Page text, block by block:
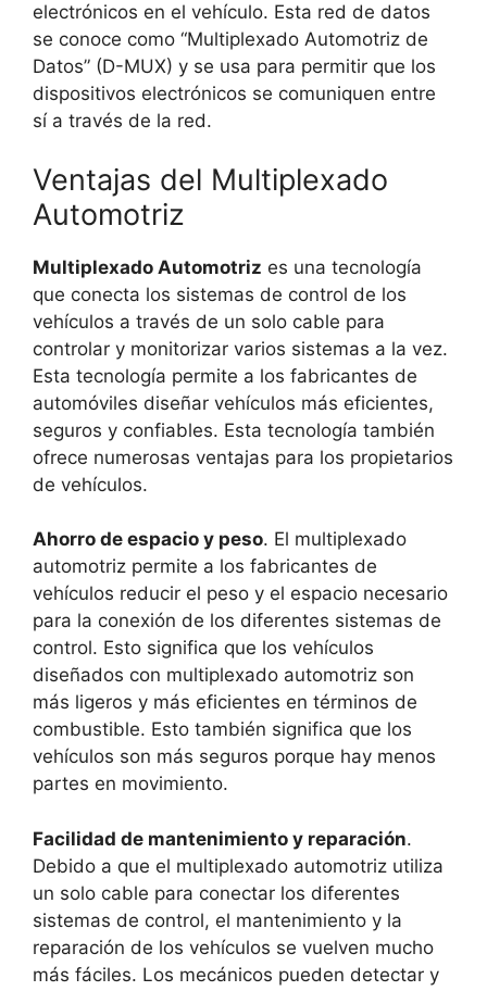
electrónicos en el vehículo. Esta red de datos
se conoce como “Multiplexado Automotriz de
Datos” (D-MUX) y se usa para permitir que los
dispositivos electrónicos se comuniquen entre
sí a través de la red.
Ventajas del Multiplexado
Automotriz
Multiplexado Automotriz es una tecnología
que conecta los sistemas de control de los
vehículos a través de un solo cable para
controlar y monitorizar varios sistemas a la vez.
Esta tecnología permite a los fabricantes de
automóviles diseñar vehículos más eficientes,
seguros y confiables. Esta tecnología también
ofrece numerosas ventajas para los propietarios
de vehículos.
Ahorro de espacio y peso. El multiplexado
automotriz permite a los fabricantes de
vehículos reducir el peso y el espacio necesario
para la conexión de los diferentes sistemas de
control. Esto significa que los vehículos
diseñados con multiplexado automotriz son
más ligeros y más eficientes en términos de
combustible. Esto también significa que los
vehículos son más seguros porque hay menos
partes en movimiento.
Facilidad de mantenimiento y reparación.
Debido a que el multiplexado automotriz utiliza
un solo cable para conectar los diferentes
sistemas de control, el mantenimiento y la
reparación de los vehículos se vuelven mucho
más fáciles. Los mecánicos pueden detectar y